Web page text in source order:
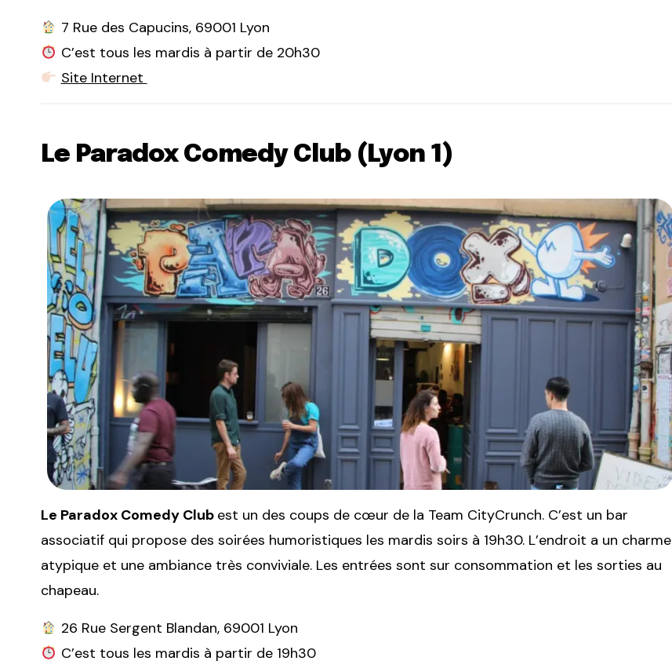
7 Rue des Capucins, 69001 Lyon
C’est tous les mardis à partir de 20h30
Site Internet
Le Paradox Comedy Club (Lyon 1)
Le Paradox Comedy Club est un des coups de cœur de la Team CityCrunch. C’est un bar
associatif qui propose des soirées humoristiques les mardis soirs à 19h30. L’endroit a un charme
atypique et une ambiance très conviviale. Les entrées sont sur consommation et les sorties au
chapeau.
26 Rue Sergent Blandan, 69001 Lyon
C’est tous les mardis à partir de 19h30